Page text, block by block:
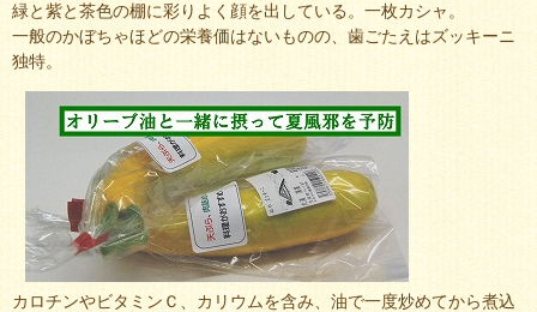
緑と紫と茶色の棚に彩りよく顔を出している。一枚カシャ。
一般のかぼちゃほどの栄養価はないものの、歯ごたえはズッキーニ
独特。
カロチンやビタミンＣ、カリウムを含み、油で一度炒めてから煮込